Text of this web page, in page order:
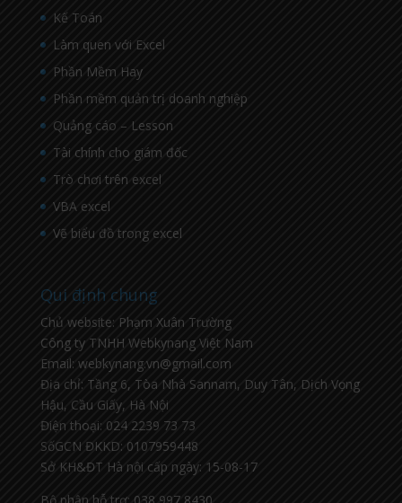
Kế Toán
Làm quen với Excel
Phần Mềm Hay
Phần mềm quản trị doanh nghiệp
Quảng cáo – Lesson
Tài chính cho giám đốc
Trò chơi trên excel
VBA excel
Vẽ biểu đồ trong excel
Qui định chung
Chủ website: Phạm Xuân Trường
Công ty TNHH Webkynang Việt Nam
Email: webkynang.vn@gmail.com
Địa chỉ: Tầng 6, Tòa Nhà Sannam, Duy Tân, Dịch Vọng
Hậu, Cầu Giấy, Hà Nội
Điện thoại: 024 2239 73 73
SốGCN ĐKKD: 0107959448
Sở KH&ĐT Hà nội cấp ngày: 15-08-17